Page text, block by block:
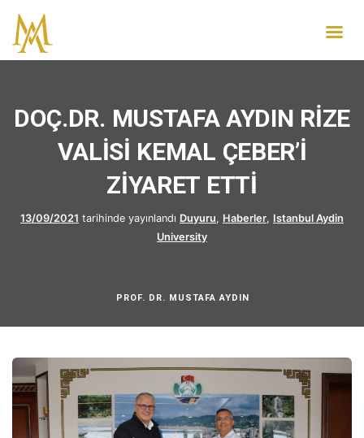
DOÇ.DR. MUSTAFA AYDIN RİZE
VALİSİ KEMAL ÇEBER’İ
ZİYARET ETTİ
13/09/2021 tarihinde yayınlandı Duyuru, Haberler, Istanbul Aydin
University
PROF. DR. MUSTAFA AYDIN